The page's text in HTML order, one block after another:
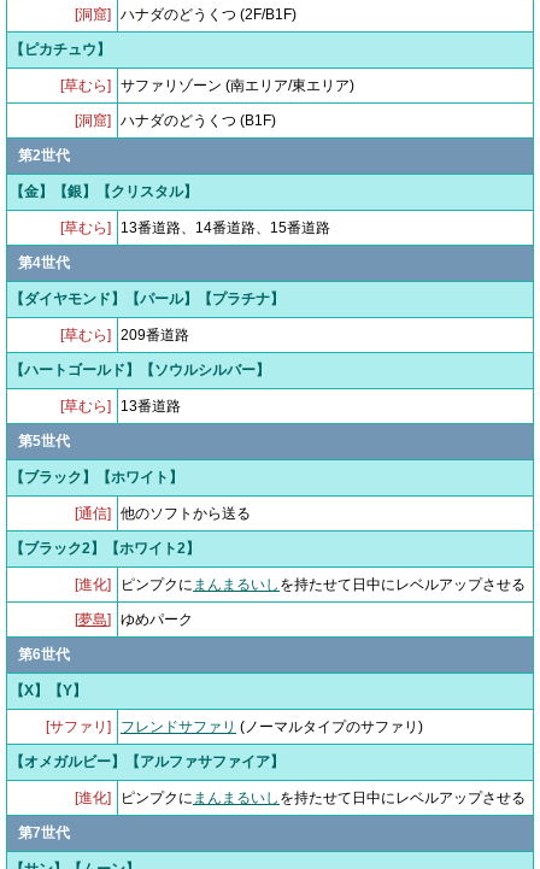
[洞窟] ハナダのどうくつ (2F/B1F)
【ピカチュウ】
[草むら] サファリゾーン (南エリア/東エリア)
[洞窟] ハナダのどうくつ (B1F)
第2世代
【金】【銀】【クリスタル】
[草むら] 13番道路、14番道路、15番道路
第4世代
【ダイヤモンド】【パール】【プラチナ】
[草むら] 209番道路
【ハートゴールド】【ソウルシルバー】
[草むら] 13番道路
第5世代
【ブラック】【ホワイト】
[通信] 他のソフトから送る
【ブラック2】【ホワイト2】
[進化] ピンプクに まんまるいし を持たせて日中にレベルアップさせる
[夢島] ゆめパーク
第6世代
【X】【Y】
[サファリ] フレンドサファリ (ノーマルタイプのサファリ)
【オメガルビー】【アルファサファイア】
[進化] ピンプクに まんまるいし を持たせて日中にレベルアップさせる
第7世代